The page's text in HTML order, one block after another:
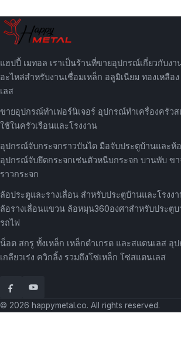
แฮปปี้ เมทอล เราเป็นร้านที่ขายอุปกรณ์เกี่ยวกับงา
อะไหล่สำหรับงานเชื่อมเหล็ก อลูมิเนียม ทองเหลือ
เลส
ขายอุปกรณ์ทำเฟอร์นิเจอร์ อุปกรณ์ทำเครื่องครัวส
ใช้ในครัวเรือนและโรงงาน
อุปกรณ์จับกระจกราวบันได มือจับประตูบ้านและห้
อุปกรณ์จับยึดกระจกเช่นตัวหนีบกระจก บานพับ ขา
ราวกระจก
ล้อประตูและรางเลื่อน สำหรับประตูบ้านและโรงง
ล้อรางเลื่อนแขวน ล้อหมุน360องศาสำหรับประตูบ
รถไฟ
น็อต สกรู ทั้งเหล็ก เหล็กดำเกรด และสแตนเลส อุ
เกลียวเร่ง ควิกลิ้ง รวมถึงโซ่เหล็ก โซ่สแตนเลส
© 2026 happymetal.co. All rights reserved.